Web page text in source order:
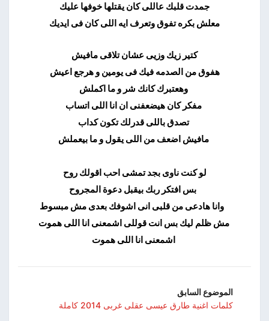
جمدت قلبك عاللى كان يقتلها خوفها عليك
معلش بكره تفوق وتعرف ايه اللى كان فى ايديك
كتير زيك وزيى عشان تلاقى مافيش
هفوق من الصدمه فيك فى يومين و هرجع اعيش
وهعتبرك كانك شر و ما اكملش
مفكر كان هيضعفنى ان انا اللى اتساب
تصدق باللى قدرلك تكون كداب
مافيش اضعف من اللى يقول و ما بيعملش
لو كنت ناوى بجد تمشى احب اقولك روح
بس افتكر ربك بيقبل دعوة المجروح
وانا هادعى من قلبى انى اشوفك بعدى مش مبسوط
مش ظلم ليك بس انت قوللى اشمعنى انا اللى هموت
اشمعنى انا اللى هموت
الموضوع السابق
كلمات اغنية طارق عيسى عقلى غربى 2014 كاملة